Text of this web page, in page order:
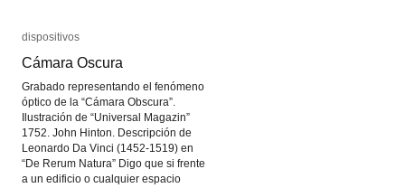
dispositivos
Cámara Oscura
Grabado representando el fenómeno
óptico de la “Cámara Obscura”.
Ilustración de “Universal Magazin”
1752. John Hinton. Descripción de
Leonardo Da Vinci (1452-1519) en
“De Rerum Natura” Digo que si frente
a un edificio o cualquier espacio
dispositivos
Cámara Oscura